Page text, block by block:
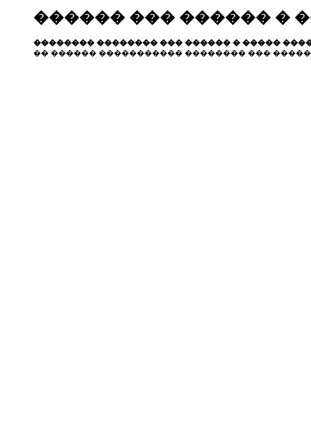
������ ��� ������ �
�������� �������� ��� ������ � �����
�� ������ ����������� �������� ���